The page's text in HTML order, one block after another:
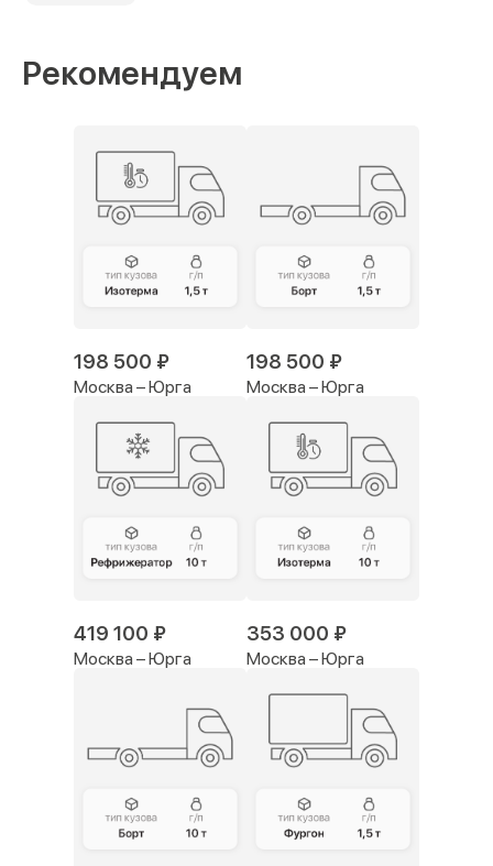
Рекомендуем
198 500 ₽
Москва – Юрга
198 500 ₽
Москва – Юрга
419 100 ₽
Москва – Юрга
353 000 ₽
Москва – Юрга